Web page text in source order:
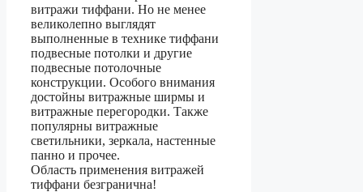
витражи тиффани. Но не менее
великолепно выглядят
выполненные в технике тиффани
подвесные потолки и другие
подвесные потолочные
конструкции. Особого внимания
достойны витражные ширмы и
витражные перегородки. Также
популярны витражные
светильники, зеркала, настенные
панно и прочее.
Область применения витражей
тиффани безгранична!